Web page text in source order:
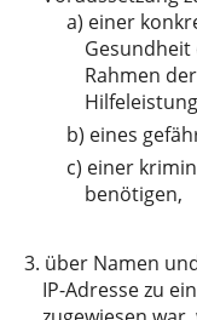
a) einer
Gesundheit
Rahmen
b) eines
c) einer
benötigen,
3. über Namen
IP-Adresse zu